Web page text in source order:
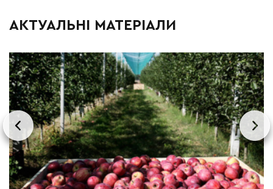
АКТУАЛЬНІ МАТЕРІАЛИ